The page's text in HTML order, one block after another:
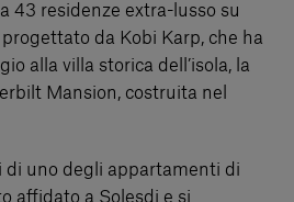
43 residenze extra-lusso su
da Kobi Karp, che ha
alla villa storica dell’isola, la
Mansion, costruita nel
di uno degli appartamenti di
affidato a Solesdi e si